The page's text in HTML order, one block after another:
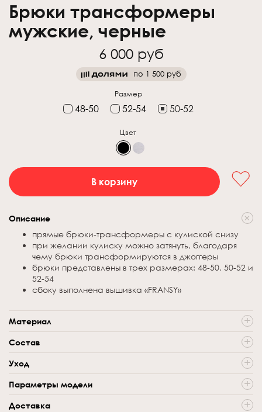
Брюки трансформеры
мужские, черные
6 000 руб
по 1 500 руб
Размер
48-50 52-54 50-52
Цвет
В корзину
Описание
прямые брюки-трансформеры с кулиской снизу
при желании кулиску можно затянуть, благодаря
чему брюки трансформируются в джоггеры
брюки представлены в трех размерах: 48-50, 50-52 и
52-54
сбоку выполнена вышивка «FRANSY»
Материал
Состав
Уход
температуре не выше 30 градусов (чтобы изделие не
Параметры модели
Доставка